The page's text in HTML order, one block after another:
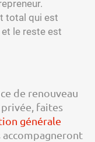
total qui est
le reste est
de renouveau
faites
générale
accompagneront